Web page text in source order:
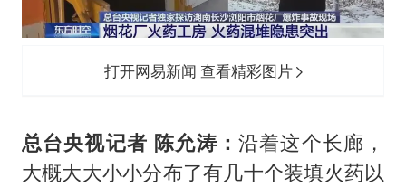
打开网易新闻 查看精彩图片
总台央视记者 陈允涛： 沿着这个长廊，
大概大大小小分布了有几十个装填火药以